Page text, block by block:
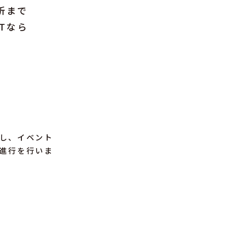
まで
なら
、イベント
行を行いま